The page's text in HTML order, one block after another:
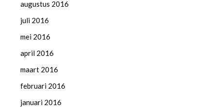
augustus 2016
juli 2016
mei 2016
april 2016
maart 2016
februari 2016
januari 2016